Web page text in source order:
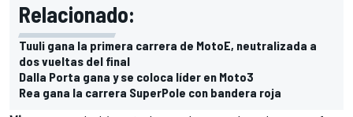
Relacionado:
Tuuli gana la primera carrera de MotoE, neutralizada a
dos vueltas del final
Dalla Porta gana y se coloca líder en Moto3
Rea gana la carrera SuperPole con bandera roja